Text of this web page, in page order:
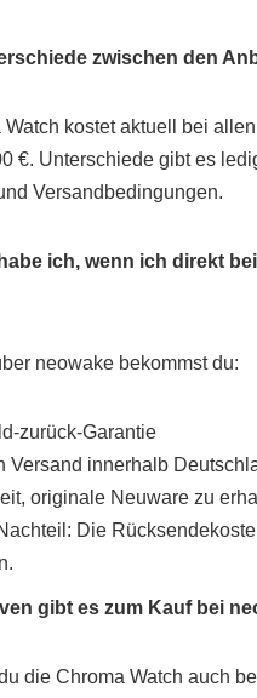
zwischen den
Watch kostet aktuell bei
€. Unterschiede gibt es
Versandbedingungen.
ich, wenn ich direkt
neowake bekommst du:
zurück-Garantie
Versand innerhalb
originale Neuware zu
Die
gibt es zum Kauf bei
die Chroma Watch auch